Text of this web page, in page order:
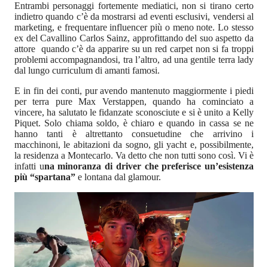
Entrambi personaggi fortemente mediatici, non si tirano certo
indietro quando c’è da mostrarsi ad eventi esclusivi, vendersi al
marketing, e frequentare influencer più o meno note. Lo stesso
ex del Cavallino Carlos Sainz, approfittando del suo aspetto da
attore quando c’è da apparire su un red carpet non si fa troppi
problemi accompagnandosi, tra l’altro, ad una gentile terra lady
dal lungo curriculum di amanti famosi.
E in fin dei conti, pur avendo mantenuto maggiormente i piedi
per terra pure Max Verstappen, quando ha cominciato a
vincere, ha salutato le fidanzate sconosciute e si è unito a Kelly
Piquet. Solo chiama soldo, è chiaro e quando in cassa se ne
hanno tanti è altrettanto consuetudine che arrivino i
macchinoni, le abitazioni da sogno, gli yacht e, possibilmente,
la residenza a Montecarlo. Va detto che non tutti sono così. Vi è
infatti una minoranza di driver che preferisce un’esistenza
più “spartana” e lontana dal glamour.